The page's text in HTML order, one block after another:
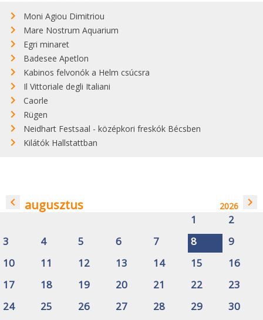
Moni Agiou Dimitriou
Mare Nostrum Aquarium
Egri minaret
Badesee Apetlon
Kabinos felvonók a Helm csúcsra
Il Vittoriale degli Italiani
Caorle
Rügen
Neidhart Festsaal - középkori freskók Bécsben
Kilátók Hallstattban
navigate_before augusztus 2026 navigate_next
1
2
3
4 5 6 7 8
9
10
11 12 13 14 15
16
17
18 19 20 21 22
23
24
25 26 27 28 29
30